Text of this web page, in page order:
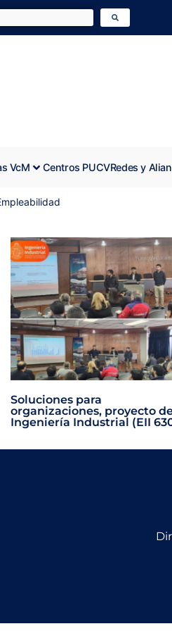
VcM Centros PUCVRedes y
Soluciones para
organizaciones, proyecto
Ingeniería Industrial (EII